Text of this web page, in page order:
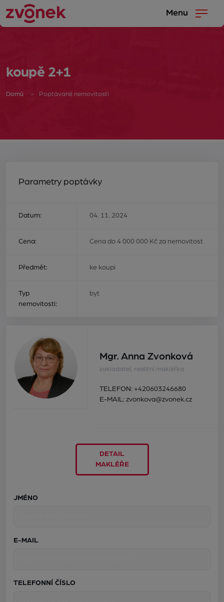
Menu
koupě 2+1
Domů Poptávané nemovitosti
Parametry poptávky
Datum: 04. 11. 2024
Cena: Cena do 4 000 000 Kč za nemovitost
Předmět: ke koupi
Typ
nemovitosti:
byt
Mgr. Anna Zvonková
zakladatel, realitní makléřka
TELEFON: +420603246680
E-MAIL: zvonkova@zvonek.cz
DETAIL
MAKLÉŘE
JMÉNO
E-MAIL
TELEFONNÍ ČÍSLO